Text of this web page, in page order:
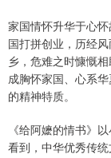
家国情怀升华于心
国打拼创业，历经
乡，危难之时慷慨
成胸怀家国、心系
的精神特质。
《给阿嬷的情书》
看到，中华优秀传